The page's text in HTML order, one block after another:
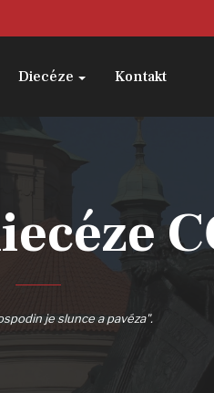
Diecéze Kontakt
je slunce a pavéza".